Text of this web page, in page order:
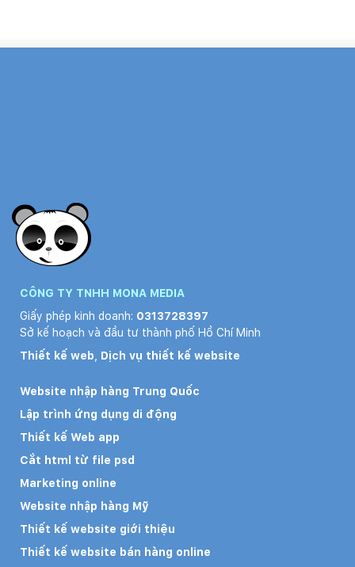
CÔNG TY TNHH MONA MEDIA
Giấy phép kinh doanh: 0313728397
Sở kế hoạch và đầu tư thành phố Hồ Chí Minh
Thiết kế web
Dịch vụ thiết kế website
Website nhập hàng Trung Quốc
Lập trình ứng dụng di động
Thiết kế Web app
Cắt html từ file psd
Marketing online
Website nhập hàng Mỹ
Thiết kế website giới thiệu
Thiết kế website bán hàng online